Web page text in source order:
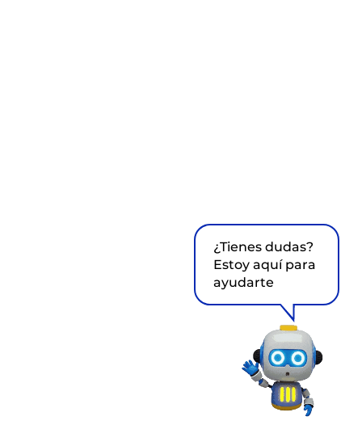
¿Tienes dudas?
Estoy aquí para
ayudarte